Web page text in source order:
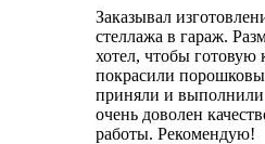
Заказывал
стеллажа в гараж.
хотел, чтобы готовую
покрасили
приняли и
очень доволен
работы. Рекомендую!